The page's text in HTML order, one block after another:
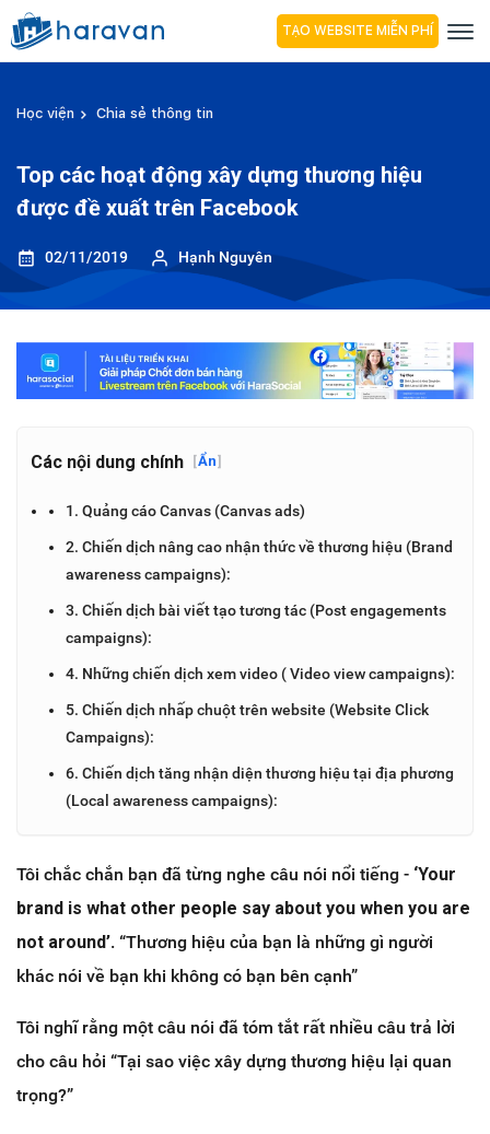
TẠO WEBSITE MIỄN PHÍ
Học viện Chia sẻ thông tin
Top các hoạt động xây dựng thương hiệu
được đề xuất trên Facebook
02/11/2019 Hạnh Nguyên
Các nội dung chính [Ẩn]
1. Quảng cáo Canvas (Canvas ads)
2. Chiến dịch nâng cao nhận thức về thương hiệu (Brand
awareness campaigns):
3. Chiến dịch bài viết tạo tương tác (Post engagements
campaigns):
4. Những chiến dịch xem video ( Video view campaigns):
5. Chiến dịch nhấp chuột trên website (Website Click
Campaigns):
6. Chiến dịch tăng nhận diện thương hiệu tại địa phương
(Local awareness campaigns):
Tôi chắc chắn bạn đã từng nghe câu nói nổi tiếng - ‘Your
brand is what other people say about you when you are
not around’. “Thương hiệu của bạn là những gì người
khác nói về bạn khi không có bạn bên cạnh”
Tôi nghĩ rằng một câu nói đã tóm tắt rất nhiều câu trả lời
cho câu hỏi “Tại sao việc xây dựng thương hiệu lại quan
trọng?”